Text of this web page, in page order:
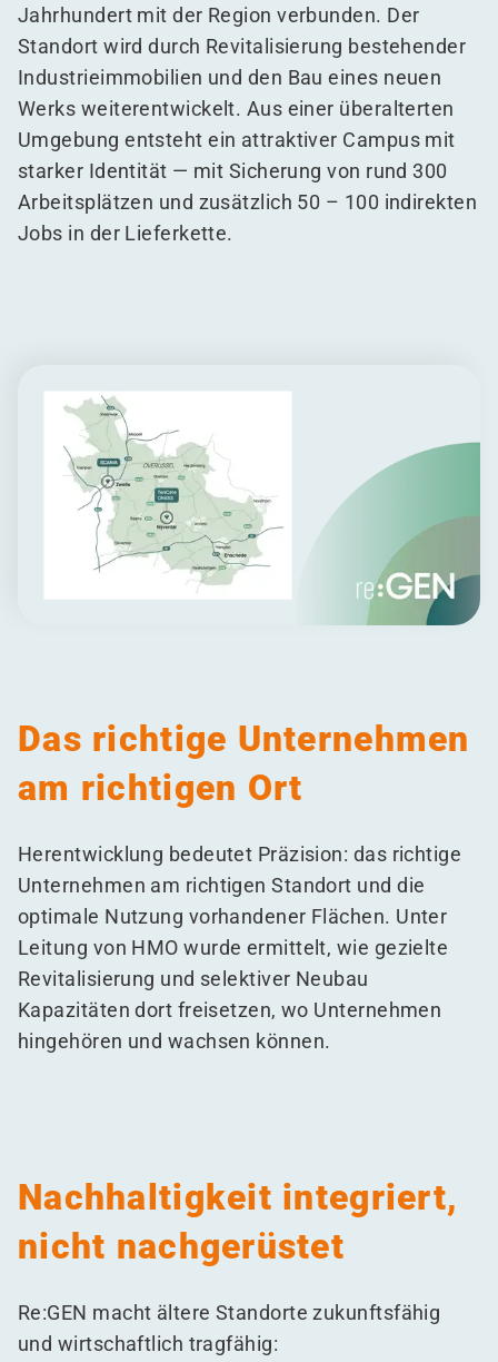
Jahrhundert mit der Region verbunden. Der
Standort wird durch Revitalisierung bestehender
Industrieimmobilien und den Bau eines neuen
Werks weiterentwickelt. Aus einer überalterten
Umgebung entsteht ein attraktiver Campus mit
starker Identität — mit Sicherung von rund 300
Arbeitsplätzen und zusätzlich 50 – 100 indirekten
Jobs in der Lieferkette.
Das richtige Unternehmen
am richtigen Ort
Herentwicklung bedeutet Präzision: das richtige
Unternehmen am richtigen Standort und die
optimale Nutzung vorhandener Flächen. Unter
Leitung von HMO wurde ermittelt, wie gezielte
Revitalisierung und selektiver Neubau
Kapazitäten dort freisetzen, wo Unternehmen
hingehören und wachsen können.
Nachhaltigkeit integriert,
nicht nachgerüstet
Re:GEN macht ältere Standorte zukunftsfähig
und wirtschaftlich tragfähig: